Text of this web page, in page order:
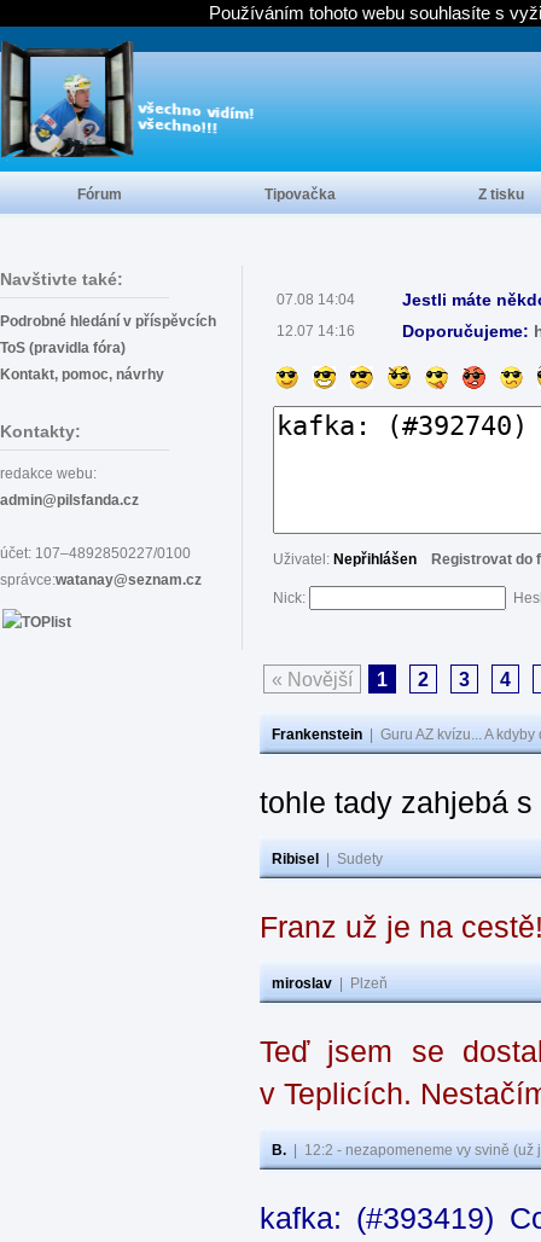
Navštivte také:
Podrobné hledání v příspěvcích
ToS (pravidla fóra)
Kontakt, pomoc, návrhy
Kontakty:
redakce webu:
admin@pilsfanda.cz
účet: 107–4892850227/0100
správce:watanay@seznam.cz
07.08 14:04 Jestli máte
12.07 14:16 Doporučujeme:
Uživatel: Nepřihlášen Registrovat do
Nick:
« Novější 1 2 3 4
Frankenstein Guru AZ kvízu... A
tohle tady zahjebá
Ribisel Sudety
Franz už je na
miroslav Plzeň
Teď jsem se
v Teplicích.
B. 12:2 - nezapomeneme vy svině
kafka: (#393419)
Fórum Tipovačka Z tisku
Používáním tohoto webu souhlasíte s